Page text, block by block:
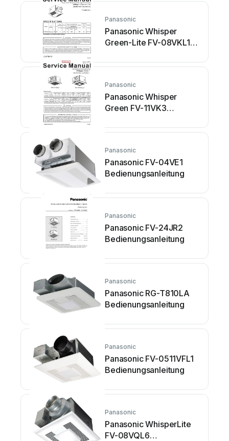
Panasonic
Panasonic Whisper
Green-Lite FV-08VKL1
Panasonic
Panasonic Whisper
Green FV-11VK3
Panasonic
Panasonic FV-04VE1
Bedienungsanleitung
Panasonic
Panasonic FV-24JR2
Bedienungsanleitung
Panasonic
Panasonic RG-T810LA
Bedienungsanleitung
Panasonic
Panasonic FV-0511VFL1
Bedienungsanleitung
Panasonic
Panasonic WhisperLite
FV-08VQL6